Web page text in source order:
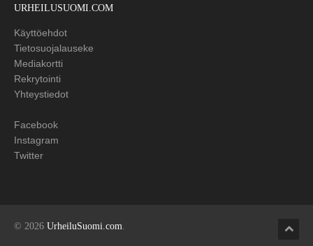
URHEILUSUOMI.COM
Käyttöehdot
Tietosuojalauseke
Mediakortti
Rekrytointi
Yhteystiedot
Facebook
Instagram
Twitter
© 2026 UrheiluSuomi.com.